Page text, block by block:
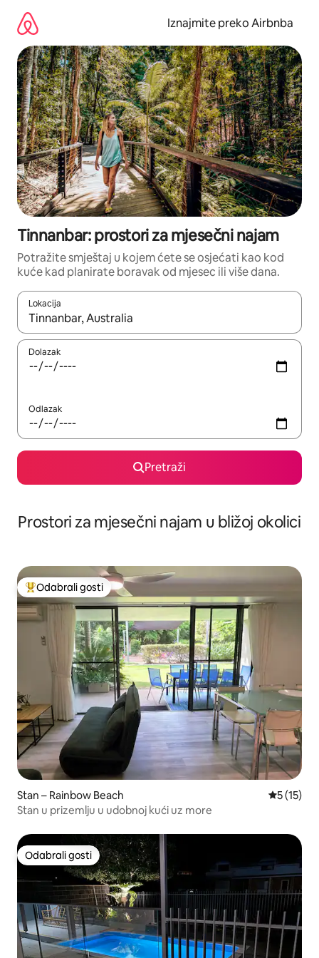
sadržaj
Iznajmite preko Airbnba
Tinnanbar: prostori za mjesečni najam
Potražite smještaj u kojem ćete se osjećati kao kod
kuće kad planirate boravak od mjesec ili više dana.
Lokacija
Kada budu dostupni rezultati, moći ćete ih pregledati
Dolazak
Odlazak
Pretraži
Prostori za mjesečni najam u bližoj okolici
Među najviše rangiranima s oznakom „Odabrali gosti”
Odabrali gosti
Stan – Rainbow Beach Prosječna
5 (15)
Stan u prizemlju u udobnoj kući uz more
Odabrali gosti
Odabrali gosti